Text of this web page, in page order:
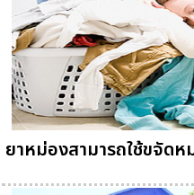
ยาหม่องสามารถใช้ขจัดห